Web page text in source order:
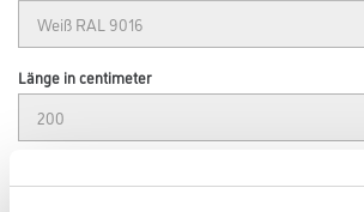
Länge in centimeter